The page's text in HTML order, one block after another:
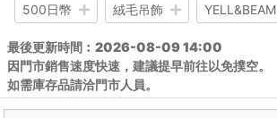
500日幣 絨毛吊飾 YELL&BEAM
最後更新時間︰ 2026-08-09 14:00
因門市銷售速度快速，建議提早前往以免撲空。
如需庫存品請洽門市人員。